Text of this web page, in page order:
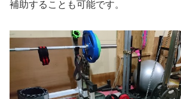
補助することも可能です。